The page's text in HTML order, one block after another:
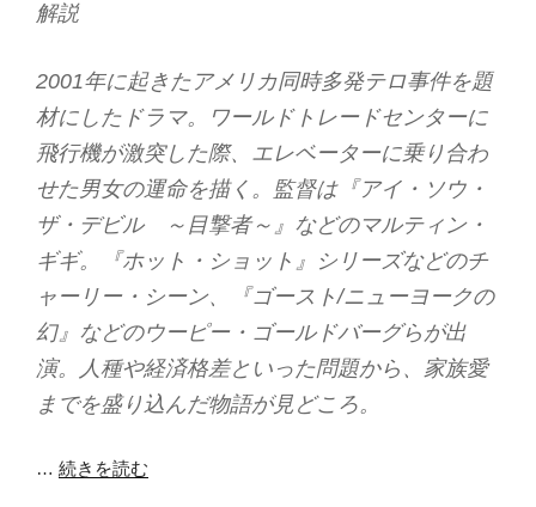
解説
2001年に起きたアメリカ同時多発テロ事件を題
材にしたドラマ。ワールドトレードセンターに
飛行機が激突した際、エレベーターに乗り合わ
せた男女の運命を描く。監督は『アイ・ソウ・
ザ・デビル ～目撃者～』などのマルティン・
ギギ。『ホット・ショット』シリーズなどのチ
ャーリー・シーン、『ゴースト/ニューヨークの
幻』などのウーピー・ゴールドバーグらが出
演。人種や経済格差といった問題から、家族愛
までを盛り込んだ物語が見どころ。
… 続きを読む